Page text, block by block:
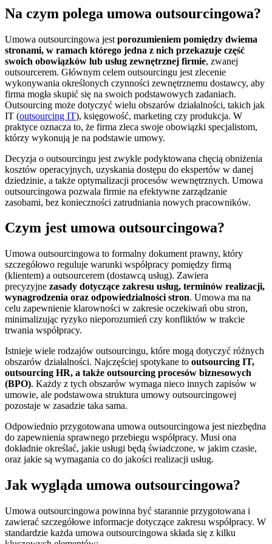
Na czym polega umowa outsourcingowa?
Umowa outsourcingowa jest porozumieniem pomiędzy dwiema
stronami, w ramach którego jedna z nich przekazuje część
swoich obowiązków lub usług zewnętrznej firmie, zwanej
outsourcerem. Głównym celem outsourcingu jest zlecenie
wykonywania określonych czynności zewnętrznemu dostawcy, aby
firma mogła skupić się na swoich podstawowych zadaniach.
Outsourcing może dotyczyć wielu obszarów działalności, takich jak
IT (outsourcing IT), księgowość, marketing czy produkcja. W
praktyce oznacza to, że firma zleca swoje obowiązki specjalistom,
którzy wykonują je na podstawie umowy.
Decyzja o outsourcingu jest zwykle podyktowana chęcią obniżenia
kosztów operacyjnych, uzyskania dostępu do ekspertów w danej
dziedzinie, a także optymalizacji procesów wewnętrznych. Umowa
outsourcingowa pozwala firmie na efektywne zarządzanie
zasobami, bez konieczności zatrudniania nowych pracowników.
Czym jest umowa outsourcingowa?
Umowa outsourcingowa to formalny dokument prawny, który
szczegółowo reguluje warunki współpracy pomiędzy firmą
(klientem) a outsourcerem (dostawcą usług). Zawiera
precyzyjne zasady dotyczące zakresu usług, terminów realizacji,
wynagrodzenia oraz odpowiedzialności stron. Umowa ma na
celu zapewnienie klarowności w zakresie oczekiwań obu stron,
minimalizując ryzyko nieporozumień czy konfliktów w trakcie
trwania współpracy.
Istnieje wiele rodzajów outsourcingu, które mogą dotyczyć różnych
obszarów działalności. Najczęściej spotykane to outsourcing IT,
outsourcing HR, a także outsourcing procesów biznesowych
(BPO). Każdy z tych obszarów wymaga nieco innych zapisów w
umowie, ale podstawowa struktura umowy outsourcingowej
pozostaje w zasadzie taka sama.
Odpowiednio przygotowana umowa outsourcingowa jest niezbędna
do zapewnienia sprawnego przebiegu współpracy. Musi ona
dokładnie określać, jakie usługi będą świadczone, w jakim czasie,
oraz jakie są wymagania co do jakości realizacji usług.
Jak wygląda umowa outsourcingowa?
Umowa outsourcingowa powinna być starannie przygotowana i
zawierać szczegółowe informacje dotyczące zakresu współpracy. W
standardzie każda umowa outsourcingowa składa się z kilku